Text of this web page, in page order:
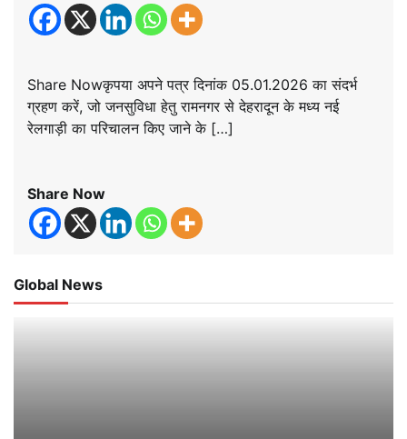
Share Nowकृपया अपने पत्र दिनांक 05.01.2026 का संदर्भ
ग्रहण करें, जो जनसुविधा हेतु रामनगर से देहरादून के मध्य नई
रेलगाड़ी का परिचालन किए जाने के […]
Share Now
Global News